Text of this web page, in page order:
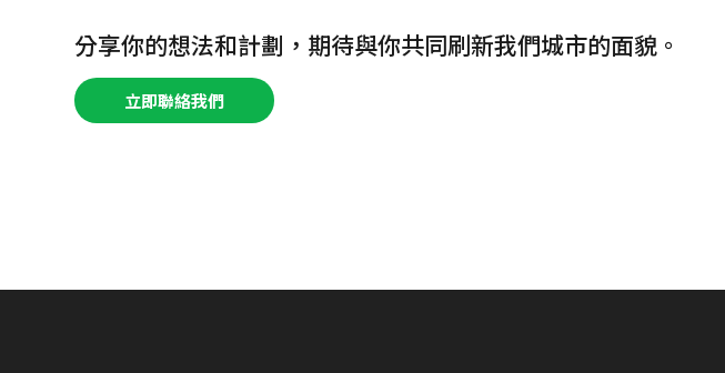
分享你的想法和計劃，期待與你共同刷新我們城市的面貌。
立即聯絡我們